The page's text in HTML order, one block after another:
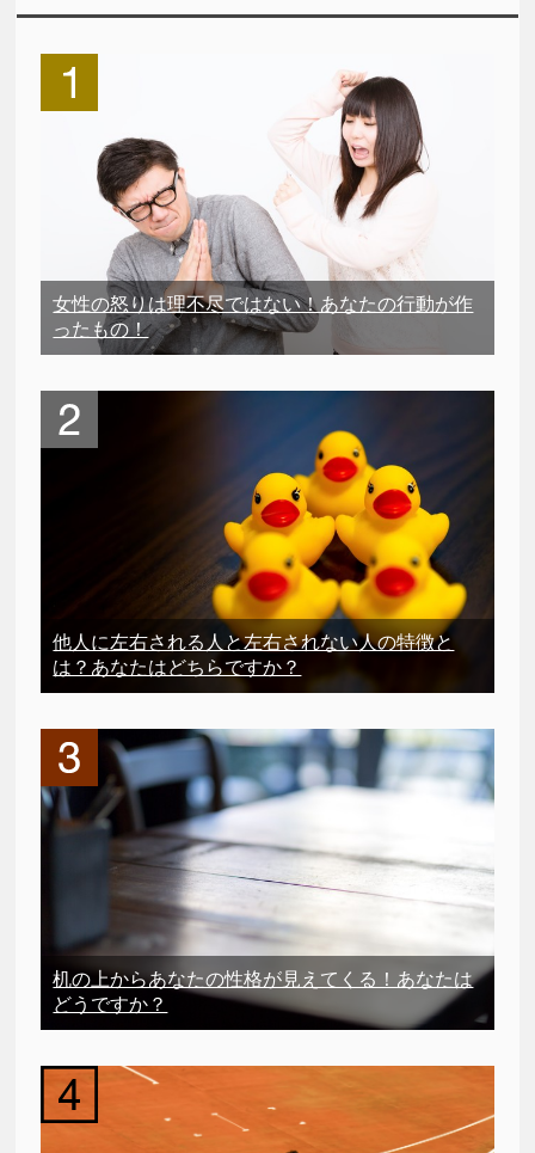
女性の怒りは理不尽ではない！あなたの行動が作
ったもの！
他人に左右される人と左右されない人の特徴と
は？あなたはどちらですか？
机の上からあなたの性格が見えてくる！あなたは
どうですか？